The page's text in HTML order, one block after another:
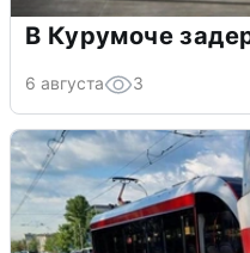
В Курумоче
6 августа 3